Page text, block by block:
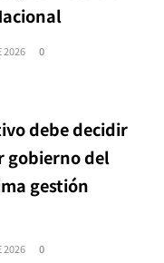
2026 0
debe decidir
gobierno del
gestión
2026 0